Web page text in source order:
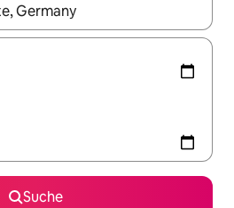
sind, navigiere mit den
Suche